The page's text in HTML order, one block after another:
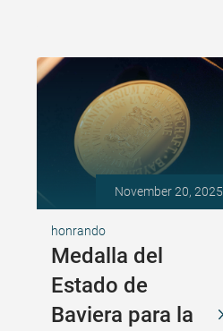
November 20, 2025
honrando
Medalla del
Estado de
Baviera para la